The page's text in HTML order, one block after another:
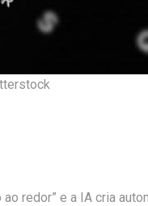
redor” e a IA cria